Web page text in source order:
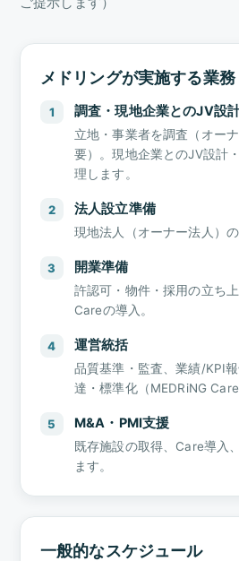
メドリングが実施する業務
1 調査・現地企業とのJV設
立地・事業者を調査（オー
要）。現地企業とのJV設計
理します。
2 法人設立準備
現地法人（オーナー法人）
3 開業準備
許認可・物件・採用の立ち
Careの導入。
4 運営統括
品質基準・監査、業績/KPI
達・標準化（MEDRiNG Care
5 M&A・PMI支援
既存施設の取得、Care導入
ます。
一般的なスケジュール